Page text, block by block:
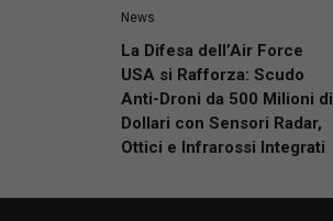
News
La Difesa dell’Air Force
USA si Rafforza: Scudo
Anti-Droni da 500 Milioni di
Dollari con Sensori Radar,
Ottici e Infrarossi Integrati